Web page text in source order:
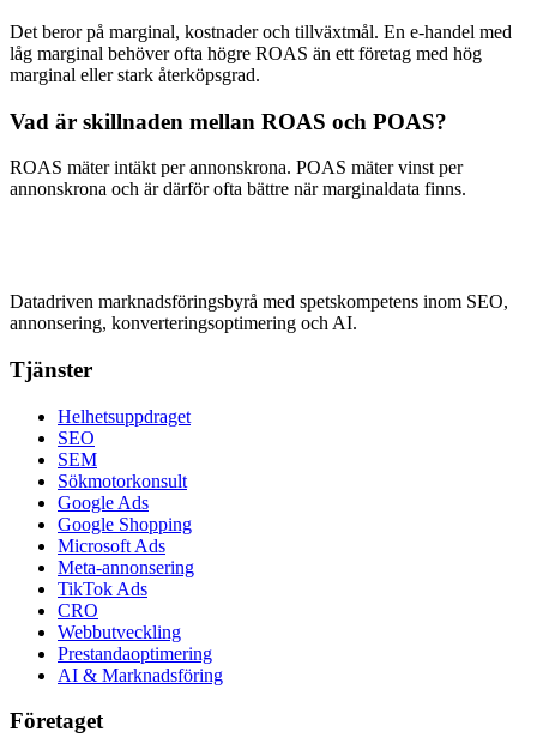
Det beror på marginal, kostnader och tillväxtmål. En e-handel med
låg marginal behöver ofta högre ROAS än ett företag med hög
marginal eller stark återköpsgrad.
Vad är skillnaden mellan ROAS och POAS?
ROAS mäter intäkt per annonskrona. POAS mäter vinst per
annonskrona och är därför ofta bättre när marginaldata finns.
Datadriven marknadsföringsbyrå med spetskompetens inom SEO,
annonsering, konverteringsoptimering och AI.
Tjänster
Helhetsuppdraget
SEO
SEM
Sökmotorkonsult
Google Ads
Google Shopping
Microsoft Ads
Meta-annonsering
TikTok Ads
CRO
Webbutveckling
Prestandaoptimering
AI & Marknadsföring
Företaget